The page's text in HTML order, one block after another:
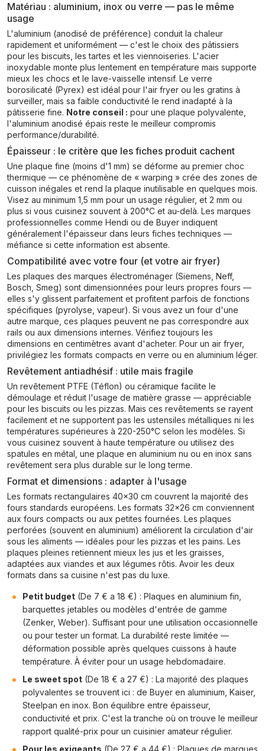
Matériau : aluminium, inox ou verre — pas le même
usage
L'aluminium (anodisé de préférence) conduit la chaleur
rapidement et uniformément — c'est le choix des pâtissiers
pour les biscuits, les tartes et les viennoiseries. L'acier
inoxydable monte plus lentement en température mais supporte
mieux les chocs et le lave-vaisselle intensif. Le verre
borosilicaté (Pyrex) est idéal pour l'air fryer ou les gratins à
surveiller, mais sa faible conductivité le rend inadapté à la
pâtisserie fine. Notre conseil : pour une plaque polyvalente,
l'aluminium anodisé épais reste le meilleur compromis
performance/durabilité.
Épaisseur : le critère que les fiches produit cachent
Une plaque fine (moins d'1 mm) se déforme au premier choc
thermique — ce phénomène de « warping » crée des zones de
cuisson inégales et rend la plaque inutilisable en quelques mois.
Visez au minimum 1,5 mm pour un usage régulier, et 2 mm ou
plus si vous cuisinez souvent à 200°C et au-delà. Les marques
professionnelles comme Hendi ou de Buyer indiquent
généralement l'épaisseur dans leurs fiches techniques —
méfiance si cette information est absente.
Compatibilité avec votre four (et votre air fryer)
Les plaques des marques électroménager (Siemens, Neff,
Bosch, Smeg) sont dimensionnées pour leurs propres fours —
elles s'y glissent parfaitement et profitent parfois de fonctions
spécifiques (pyrolyse, vapeur). Si vous avez un four d'une
autre marque, ces plaques peuvent ne pas correspondre aux
rails ou aux dimensions internes. Vérifiez toujours les
dimensions en centimètres avant d'acheter. Pour un air fryer,
privilégiez les formats compacts en verre ou en aluminium léger.
Revêtement antiadhésif : utile mais fragile
Un revêtement PTFE (Téflon) ou céramique facilite le
démoulage et réduit l'usage de matière grasse — appréciable
pour les biscuits ou les pizzas. Mais ces revêtements se rayent
facilement et ne supportent pas les ustensiles métalliques ni les
températures supérieures à 220-250°C selon les modèles. Si
vous cuisinez souvent à haute température ou utilisez des
spatules en métal, une plaque en aluminium nu ou en inox sans
revêtement sera plus durable sur le long terme.
Format et dimensions : adapter à l'usage
Les formats rectangulaires 40x30 cm couvrent la majorité des
fours standards européens. Les formats 32x26 cm conviennent
aux fours compacts ou aux petites fournées. Les plaques
perforées (souvent en aluminium) améliorent la circulation d'air
sous les aliments — idéales pour les pizzas et les pains. Les
plaques pleines retiennent mieux les jus et les graisses,
adaptées aux viandes et aux légumes rôtis. Avoir les deux
formats dans sa cuisine n'est pas du luxe.
Petit budget (De 7 € a 18 €) : Plaques en aluminium fin,
barquettes jetables ou modèles d'entrée de gamme
(Zenker, Weber). Suffisant pour une utilisation occasionnelle
ou pour tester un format. La durabilité reste limitée —
déformation possible après quelques cuissons à haute
température. À éviter pour un usage hebdomadaire.
Le sweet spot (De 18 € a 27 €) : La majorité des plaques
polyvalentes se trouvent ici : de Buyer en aluminium, Kaiser,
Steelpan en inox. Bon équilibre entre épaisseur,
conductivité et prix. C'est la tranche où on trouve le meilleur
rapport qualité-prix pour un cuisinier amateur régulier.
Pour les exigeants (De 27 € a 44 €) : Plaques de marques